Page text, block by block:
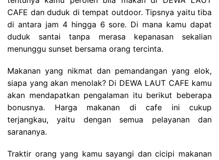
CAFE dan duduk di tempat outdoor. Tipsnya yaitu tiba
di antara jam 4 hingga 6 sore. Di mana kamu dapat
duduk santai tanpa merasa kepanasan sekalian
menunggu sunset bersama orang tercinta.
Makanan yang nikmat dan pemandangan yang elok,
siapa yang akan menolak? Di DEWA LAUT CAFE kamu
akan mendapatkan pengalaman itu berikut beberapa
bonusnya. Harga makanan di cafe ini cukup
terjangkau, yaitu dengan semua pelayanan dan
sarananya.
Traktir orang yang kamu sayangi dan cicipi makanan